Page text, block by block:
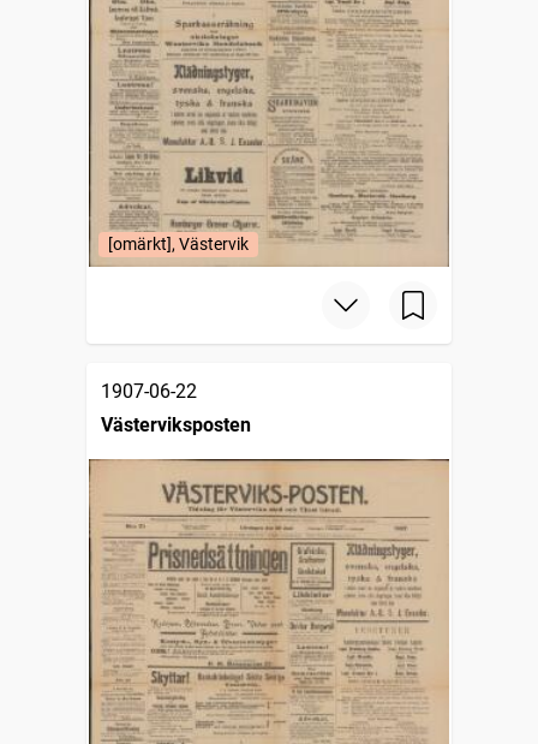
[omärkt], Västervik
1907-06-22
Västerviksposten